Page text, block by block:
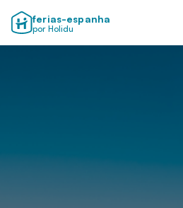
ferias-espanha
por Holidu